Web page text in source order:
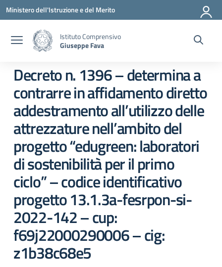
Vai ai contenuti
Vai al menu di navigazione
Vai al footer
Ministero dell'Istruzione e del Merito
Istituto Comprensivo
Giuseppe Fava
Decreto n. 1396 – determina a
contrarre in affidamento diretto
addestramento all’utilizzo delle
attrezzature nell’ambito del
progetto “edugreen: laboratori
di sostenibilità per il primo
ciclo” – codice identificativo
progetto 13.1.3a-fesrpon-si-
2022-142 – cup:
f69j22000290006 – cig:
z1b38c68e5